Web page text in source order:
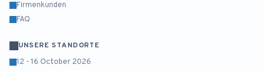
Firmenkunden
FAQ
UNSERE STANDORTE
12 - 16 October 2026